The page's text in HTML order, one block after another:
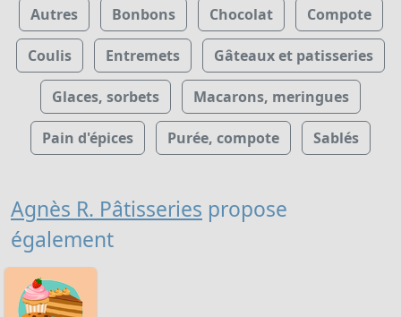
Autres Bonbons Chocolat Compote
Coulis Entremets Gâteaux et patisseries
Glaces, sorbets Macarons, meringues
Pain d'épices Purée, compote Sablés
Agnès R. Pâtisseries propose
également